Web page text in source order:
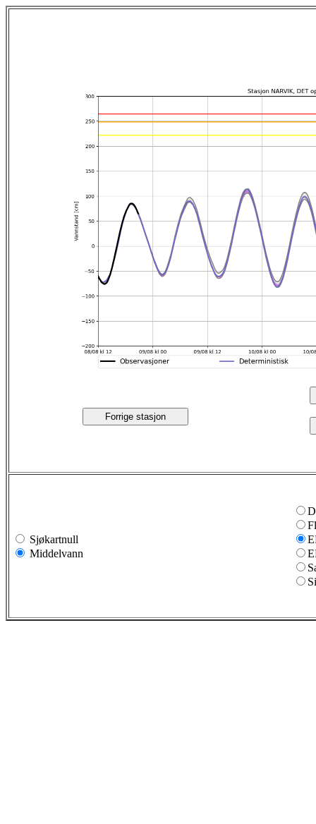
Forrige stasjon
Sjøkartnull
Middelvann